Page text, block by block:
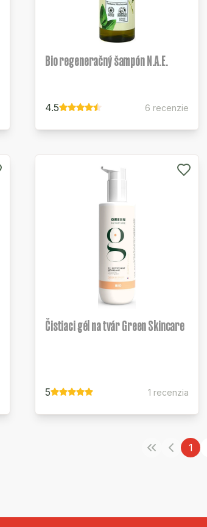
Bio regeneračný šampón N.A.E.
4.5 6 recenzie
Čistiaci gél na tvár Green Skincare
5 1 recenzia
1